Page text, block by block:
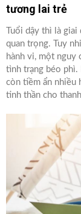
tương lai trẻ
Tuổi dậy thì là
quan trọng. Tuy
hành vi, một nguy
tình trạng béo phì.
còn tiềm ẩn nhiều
tinh thần cho